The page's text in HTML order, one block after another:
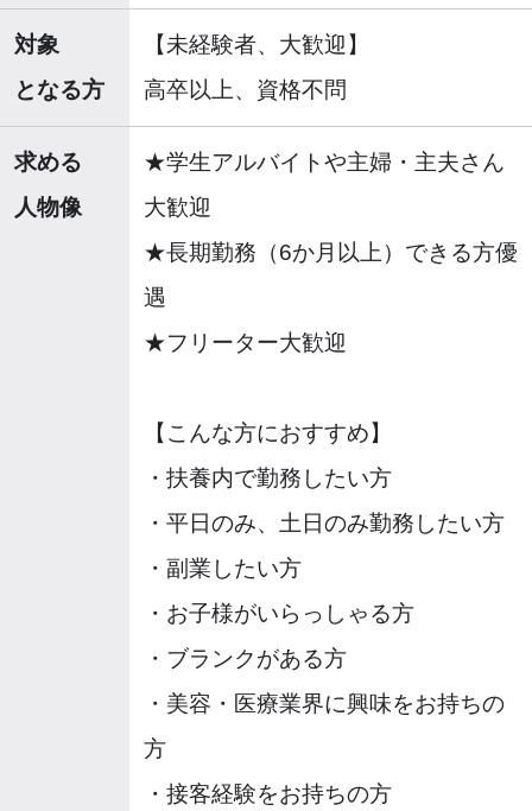
対象
となる方
【未経験者、大歓迎】
高卒以上、資格不問
求める
人物像
★学生アルバイトや主婦・主夫さん
大歓迎
★長期勤務（6か月以上）できる方優
遇
★フリーター大歓迎
【こんな方におすすめ】
・扶養内で勤務したい方
・平日のみ、土日のみ勤務したい方
・副業したい方
・お子様がいらっしゃる方
・ブランクがある方
・美容・医療業界に興味をお持ちの
方
・接客経験をお持ちの方